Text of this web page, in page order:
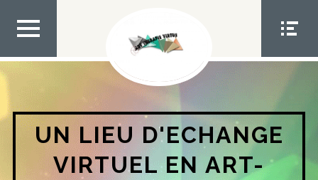
contenu
MEN
U TOP
MEN
U
SOCIA
UN LIEU D'ECHANGE
VIRTUEL EN ART-